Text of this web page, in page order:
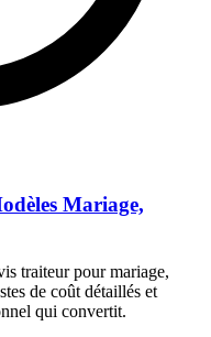
Mariage,
traiteur pour mariage,
de coût détaillés et
qui convertit.